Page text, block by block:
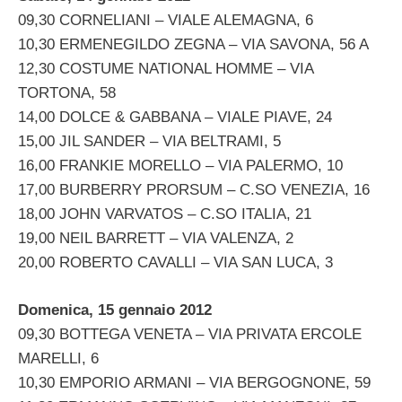
09,30 CORNELIANI – VIALE ALEMAGNA, 6
10,30 ERMENEGILDO ZEGNA – VIA SAVONA, 56 A
12,30 COSTUME NATIONAL HOMME – VIA
TORTONA, 58
14,00 DOLCE & GABBANA – VIALE PIAVE, 24
15,00 JIL SANDER – VIA BELTRAMI, 5
16,00 FRANKIE MORELLO – VIA PALERMO, 10
17,00 BURBERRY PRORSUM – C.SO VENEZIA, 16
18,00 JOHN VARVATOS – C.SO ITALIA, 21
19,00 NEIL BARRETT – VIA VALENZA, 2
20,00 ROBERTO CAVALLI – VIA SAN LUCA, 3
Domenica, 15 gennaio 2012
09,30 BOTTEGA VENETA – VIA PRIVATA ERCOLE
MARELLI, 6
10,30 EMPORIO ARMANI – VIA BERGOGNONE, 59